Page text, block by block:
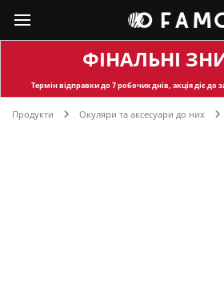
ФІНАЛЬНІ
Термін відправкидо 7 робочих днів, акція діє до
Продукти Окуляри та аксесуари до них